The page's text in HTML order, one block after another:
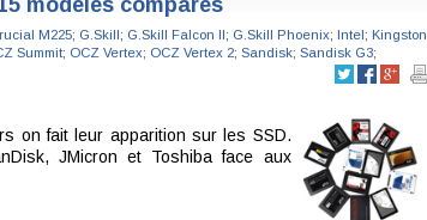
modèles comparés
M225; G.Skill; G.Skill Falcon II; G.Skill Phoenix; Intel; Kingston
Summit; OCZ Vertex; OCZ Vertex 2; Sandisk; Sandisk G3;
on fait leur apparition sur les SSD.
JMicron et Toshiba face aux